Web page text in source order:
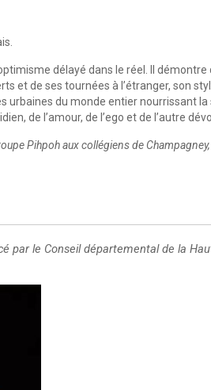
délayé dans le réel. Il
et de ses tournées à l’étranger, son
du monde entier nourrissant
de l’amour, de l’ego et de l’autre
Pihpoh aux collégiens de
par le Conseil départemental de la